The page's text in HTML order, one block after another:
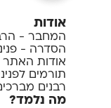
אודות
המחבר -
הסדרה -
אודות האתר
תורמים
רבנים
מה נלמד?